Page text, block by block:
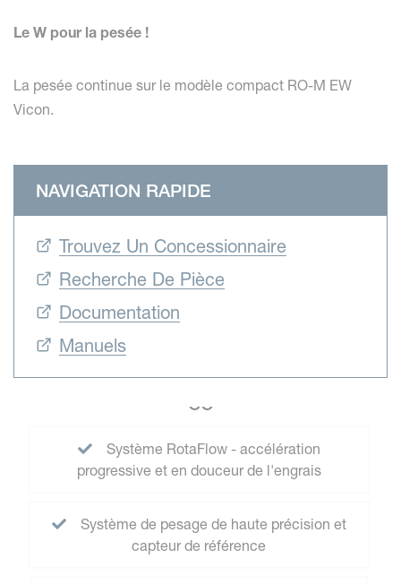
Le W pour la pesée !
La pesée continue sur le modèle compact RO-M EW
Vicon.
NAVIGATION RAPIDE
Trouvez Un Concessionnaire
Recherche De Pièce
Documentation
Manuels
CC
Système RotaFlow - accélération
progressive et en douceur de l'engrais
Système de pesage de haute précision et
capteur de référence